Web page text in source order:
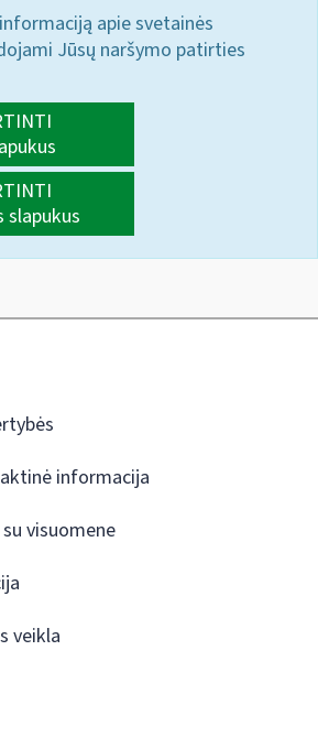
apie svetainės
Jūsų naršymo patirties
slapukus
informacija
visuomene
veikla